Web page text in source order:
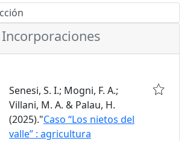
Senesi, S. I.; Mogni, F. A.;
Villani, M. A. & Palau, H.
(2025)."Caso “Los nietos del
valle” : agricultura